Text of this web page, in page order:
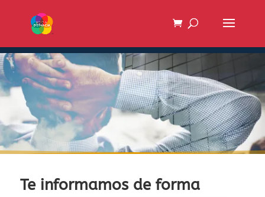
Te informamos de forma